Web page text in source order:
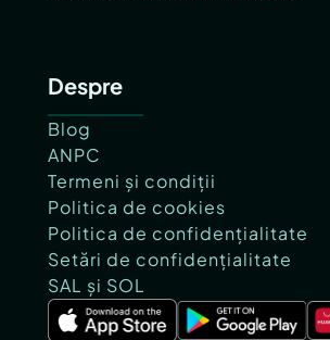
Despre
Blog
ANPC
Termeni și condiții
Politica de cookies
Politica de confidențialitate
Setări de confidențialitate
SAL și SOL